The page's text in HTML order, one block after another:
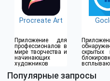
Procreate Art
Приложение для
профессионалов в
мире творчества и
начинающих
художников
скрытых
Популярные запросы